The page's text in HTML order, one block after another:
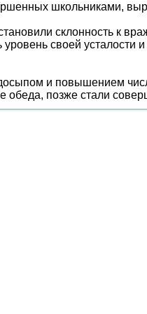
школьниками,
склонность к
своей усталости
и повышением
позже стали